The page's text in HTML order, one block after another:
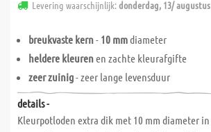
Levering waarschijnlijk:donderdag, 13/ augustus
breukvaste kern- 10 mmdiameter
heldere kleurenen zachte kleurafgifte
zeer zuinig- zeer lange levensduur
details -
Kleurpotloden extra dik met 10 mm diameter in